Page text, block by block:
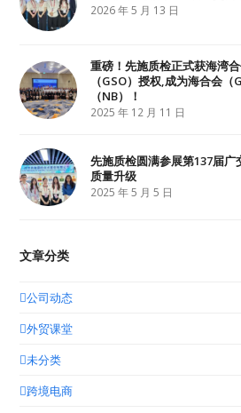
2026 年 5 月 13 日
重磅！先施质检正式获海湾
（GSO）授权,成为海合会
（NB）！
2025 年 12 月 11 日
先施质检圆满参展第137届
质量升级
2025 年 5 月 5 日
文章分类
公司动态
外贸课堂
未分类
跨境电商